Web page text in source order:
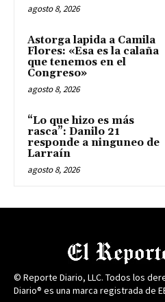
agosto 8, 2026
Astorga lapida a Camila
Flores: «Esa es la calaña
que tenemos en el
Congreso»
agosto 8, 2026
“Lo que hizo es más
rasca”: Danilo 21
responde a ninguneo de
Larraín
agosto 8, 2026
© Reporte Diario, LLC. Todos los
Diario® es una marca registrada de